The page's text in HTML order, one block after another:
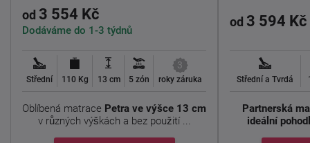
od 3 554 Kč
Dodáváme do 1-3 týdnů
Střední 110 Kg 13 cm 5 zón
3
roky záruka
Oblíbená matrace Petra ve výšce 13 cm
v různých výškách a bez použití ...
od 3 594 Kč
Střední a Tvrdá
Partnerská
ideální